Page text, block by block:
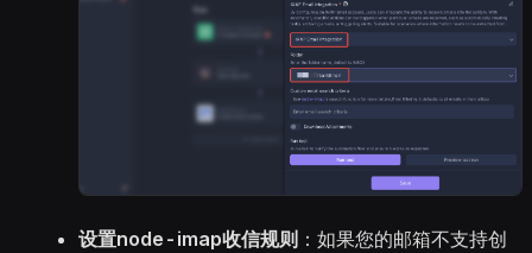
设置node-imap收信规则 ：如果您的邮箱不支持创